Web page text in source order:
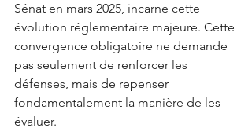
Sénat en mars 2025, incarne cette
évolution réglementaire majeure. Cette
convergence obligatoire ne demande
pas seulement de renforcer les
défenses, mais de repenser
fondamentalement la manière de les
évaluer.